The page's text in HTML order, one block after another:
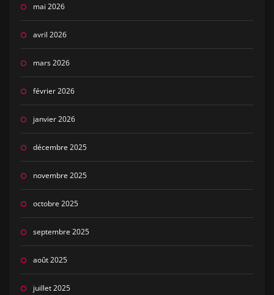
mai 2026
avril 2026
mars 2026
février 2026
janvier 2026
décembre 2025
novembre 2025
octobre 2025
septembre 2025
août 2025
juillet 2025